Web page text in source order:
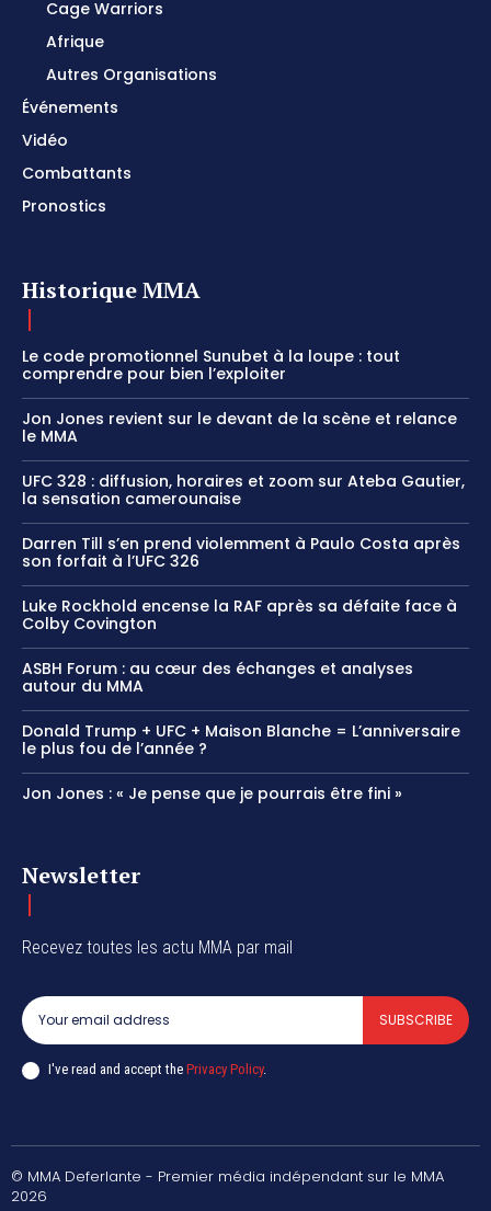
Cage Warriors
Afrique
Autres Organisations
Événements
Vidéo
Combattants
Pronostics
Historique MMA
Le code promotionnel Sunubet à la loupe : tout
comprendre pour bien l’exploiter
Jon Jones revient sur le devant de la scène et relance
le MMA
UFC 328 : diffusion, horaires et zoom sur Ateba Gautier,
la sensation camerounaise
Darren Till s’en prend violemment à Paulo Costa après
son forfait à l’UFC 326
Luke Rockhold encense la RAF après sa défaite face à
Colby Covington
ASBH Forum : au cœur des échanges et analyses
autour du MMA
Donald Trump + UFC + Maison Blanche = L’anniversaire
le plus fou de l’année ?
Jon Jones : « Je pense que je pourrais être fini »
Newsletter
Recevez toutes les actu MMA par mail
SUBSCRIBE
I've read and accept the Privacy Policy.
© MMA Deferlante - Premier média indépendant sur le MMA
2026